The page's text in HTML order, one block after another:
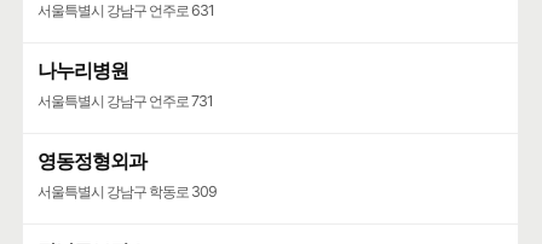
서울특별시 강남구 언주로 631
나누리병원
서울특별시 강남구 언주로 731
영동정형외과
서울특별시 강남구 학동로 309